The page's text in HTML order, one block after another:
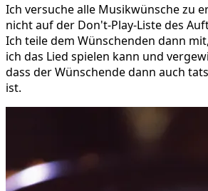
Ich versuche alle Musikwünsche zu
nicht auf der Don't-Play-Liste des
Ich teile dem Wünschenden dann
ich das Lied spielen kann und
dass der Wünschende dann auch
ist.